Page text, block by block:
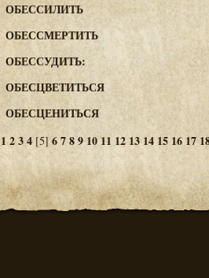
ОБЕССИЛИТЬ
ОБЕССМЕРТИТЬ
ОБЕССУДИТЬ:
ОБЕСЦВЕТИТЬСЯ
ОБЕСЦЕНИТЬСЯ
1 234 [5] 6789 10 11 12 13 14 15 16 17